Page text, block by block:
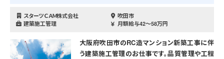
スターツＣＡＭ株式会社
吹田市
建築施工管理
月額給与42〜58万円
大阪府吹田市のRC造マンション新築工事に伴
う建築施工管理のお仕事です。品質管理や工程